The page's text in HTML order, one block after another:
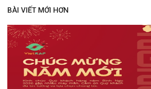
BÀI VIẾT MỚI HƠN